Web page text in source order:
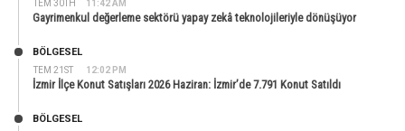
TEM 30TH 11:42 AM
Gayrimenkul değerleme sektörü yapay zekâ teknolojileriyle dönüşüyor
TEM 21ST 12:02 PM
BÖLGESEL
İzmir İlçe Konut Satışları 2026 Haziran: İzmir’de 7.791 Konut Satıldı
BÖLGESEL